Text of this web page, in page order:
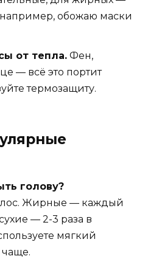
обожаю маски
от тепла. Фен,
— всё это портит
термозащиту.
голову?
Жирные — каждый
— 2-3 раза в
мягкий